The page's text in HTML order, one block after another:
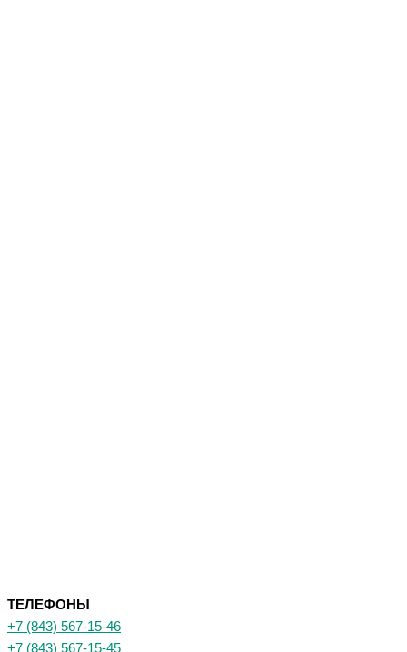
ТЕЛЕФОНЫ
+7 (843) 567-15-46
+7 (843) 567-15-45